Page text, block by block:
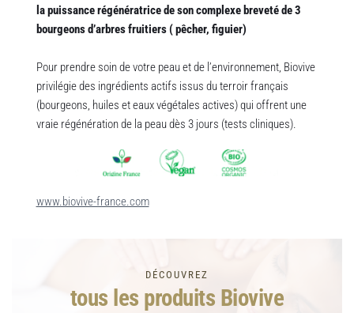
la puissance régénératrice de son complexe breveté de 3
bourgeons d’arbres fruitiers ( pêcher, figuier)
Pour prendre soin de votre peau et de l’environnement, Biovive
privilégie des ingrédients actifs issus du terroir français
(bourgeons, huiles et eaux végétales actives) qui offrent une
vraie régénération de la peau dès 3 jours (tests cliniques).
www.biovive-france.com
DÉCOUVREZ
tous les produits Biovive